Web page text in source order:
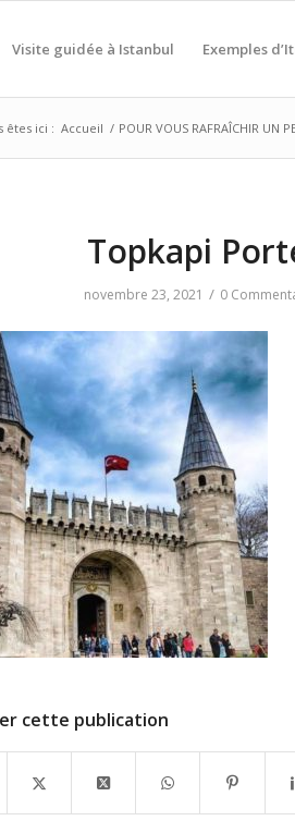
Visite guidée à Istanbul Exemples
êtes ici : Accueil / POUR VOUS RAFRAÎCHIR UN
Topkapi
novembre 23, 2021 / 0
cette publication